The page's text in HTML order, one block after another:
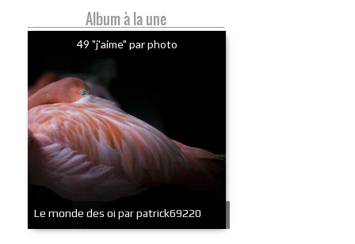
Album à la une
49 "j'aime" par photo
Le monde des oi par patrick69220